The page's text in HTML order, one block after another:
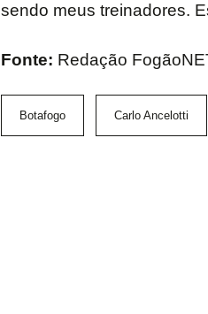
sendo meus treinadores.
Fonte: Redação
Botafogo Carlo Ancelotti